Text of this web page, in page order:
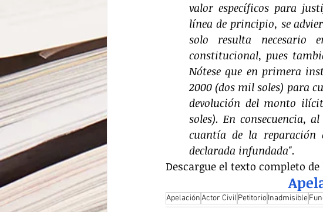
valor específicos para
línea de principio, se
solo resulta
constitucional, pues
Nótese que en primera
2000 (dos mil soles) para
devolución del monto
soles). En consecuencia,
cuantía de la reparación
declarada infundada".
Descargue el texto completo
ApelaciónActor Civil PetitorioInadmisible